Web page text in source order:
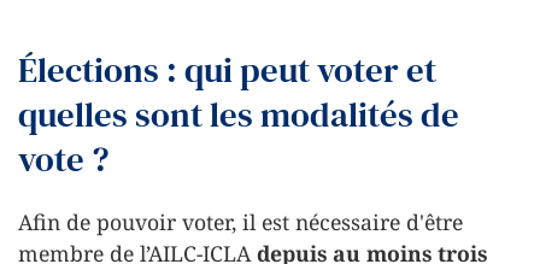
Élections : qui peut voter et
quelles sont les modalités de
vote ?
Afin de pouvoir voter, il est nécessaire d'être
membre de l’AILC-ICLA depuis au moins trois